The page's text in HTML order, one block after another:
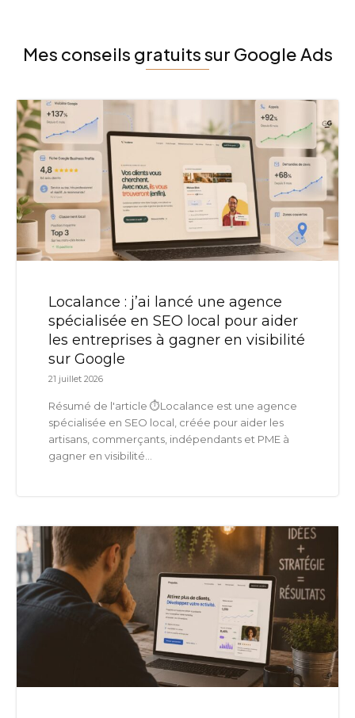
Mes conseils gratuits sur Google Ads
Localance : j’ai lancé une agence
spécialisée en SEO local pour aider
les entreprises à gagner en visibilité
sur Google
21 juillet 2026
Résumé de l'article ⏱️Localance est une agence
spécialisée en SEO local, créée pour aider les
artisans, commerçants, indépendants et PME à
gagner en visibilité...